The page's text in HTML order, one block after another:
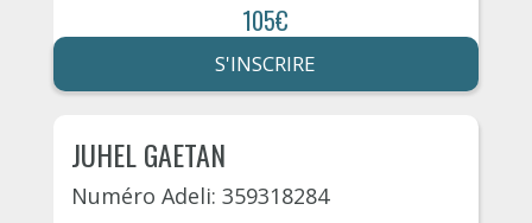
105€
S'INSCRIRE
JUHEL GAETAN
Numéro Adeli: 359318284